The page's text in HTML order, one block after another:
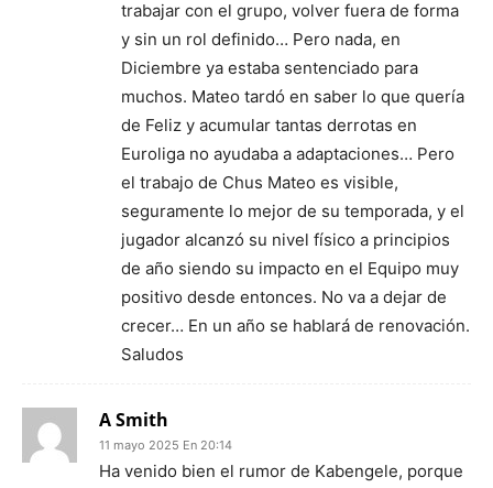
trabajar con el grupo, volver fuera de forma
y sin un rol definido… Pero nada, en
Diciembre ya estaba sentenciado para
muchos. Mateo tardó en saber lo que quería
de Feliz y acumular tantas derrotas en
Euroliga no ayudaba a adaptaciones… Pero
el trabajo de Chus Mateo es visible,
seguramente lo mejor de su temporada, y el
jugador alcanzó su nivel físico a principios
de año siendo su impacto en el Equipo muy
positivo desde entonces. No va a dejar de
crecer… En un año se hablará de renovación.
Saludos
A Smith
11 mayo 2025 En 20:14
Ha venido bien el rumor de Kabengele, porque